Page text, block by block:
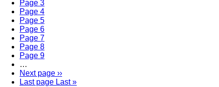
Page 3
Page 4
Page 5
Page 6
Page 7
Page 8
Page 9
…
Next page ››
Last page Last »